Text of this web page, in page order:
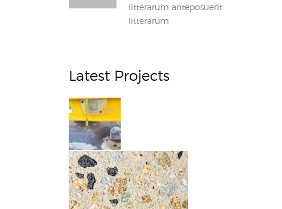
litterarum anteposuerit
litterarum
Latest Projects